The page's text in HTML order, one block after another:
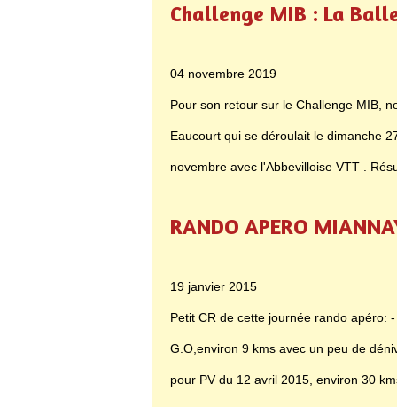
Challenge MIB : La
04 novembre 2019
Pour son retour sur le Challenge MIB,
Eaucourt qui se déroulait le dimanche
novembre avec l'Abbevilloise VTT .
RANDO APERO
19 janvier 2015
Petit CR de cette journée rando apéro:
G.O,environ 9 kms avec un peu de
pour PV du 12 avril 2015, environ 30